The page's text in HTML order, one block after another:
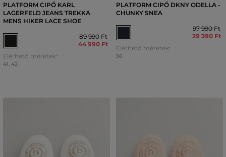
PLATFORM CIPŐ KARL
LAGERFELD JEANS TREKKA
MENS HIKER LACE SHOE
89 990 Ft
44 990 Ft
Elérhető méretek:
41, 42
PLATFORM CIPŐ DKNY ODELLA -
CHUNKY SNEA
97 990 Ft
29 390 Ft
Elérhető méretek:
36